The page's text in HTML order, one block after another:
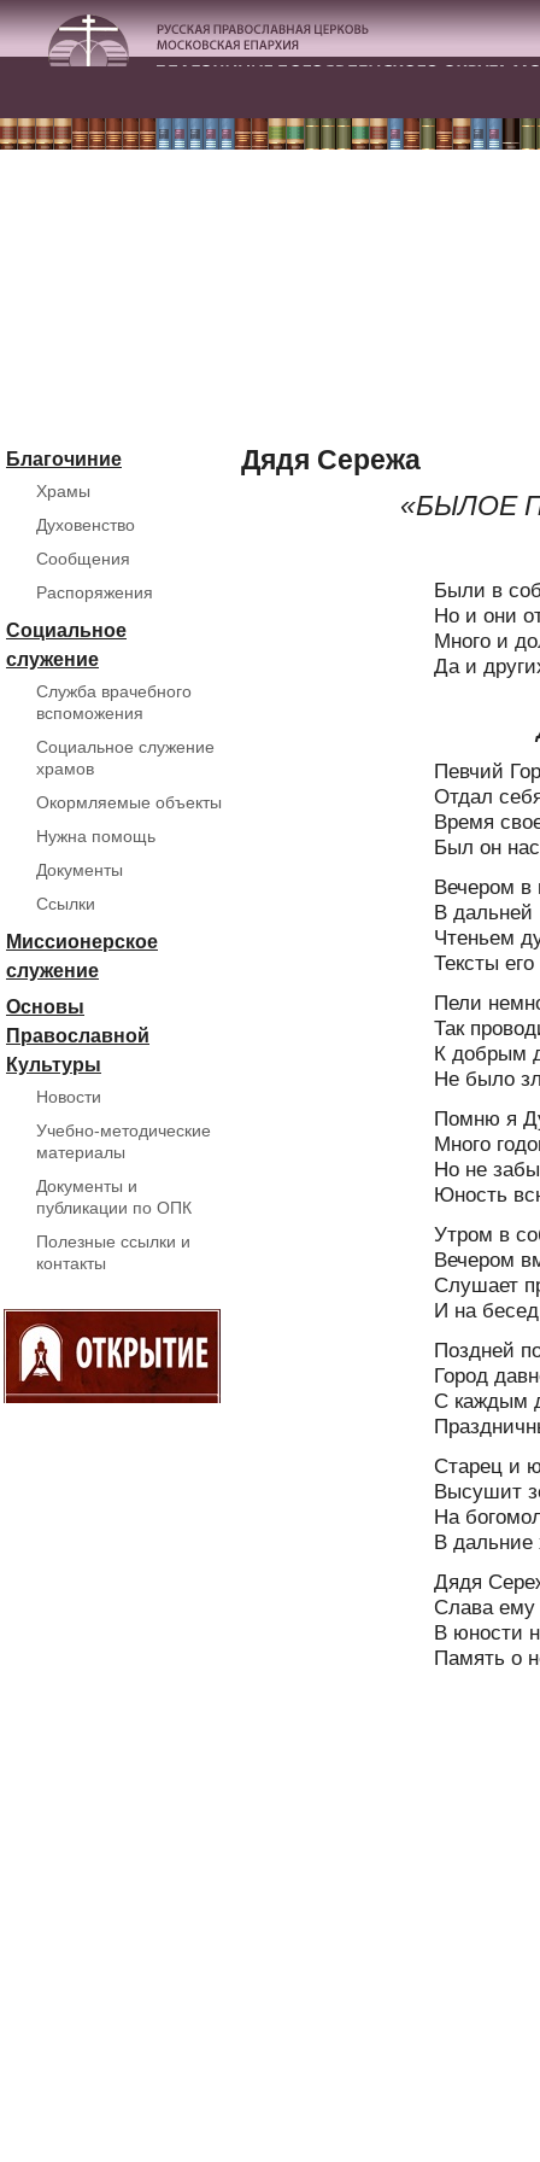
Благочиние
Храмы
Духовенство
Сообщения
Распоряжения
Социальное
служение
Служба врачебного
вспоможения
Социальное служение
храмов
Окормляемые объекты
Нужна помощь
Документы
Ссылки
Миссионерское
служение
Основы
Православной
Культуры
Новости
Учебно-методические
материалы
Документы и
публикации по ОПК
Полезные ссылки и
контакты
Дядя Сережа
«БЫЛОЕ
Были в
Но и они
Много и
Да и
Дядя
Певчий
Отдал
Время
Был он
Вечером в
В
Чтеньем
Тексты
Пели
Так
К добрым
Не было
Помню я
Много
Но не
Юность
Утром в
Вечером
Слушает
И на
Поздней
Город
С каждым
Старец и
Высушит
На
В дальние
Дядя
Слава ему
В юности
Память о